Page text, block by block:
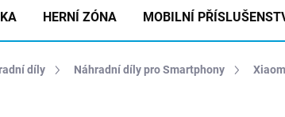
HERNÍ ZÓNA MOBILNÍ
díly Náhradní díly pro Smartphony